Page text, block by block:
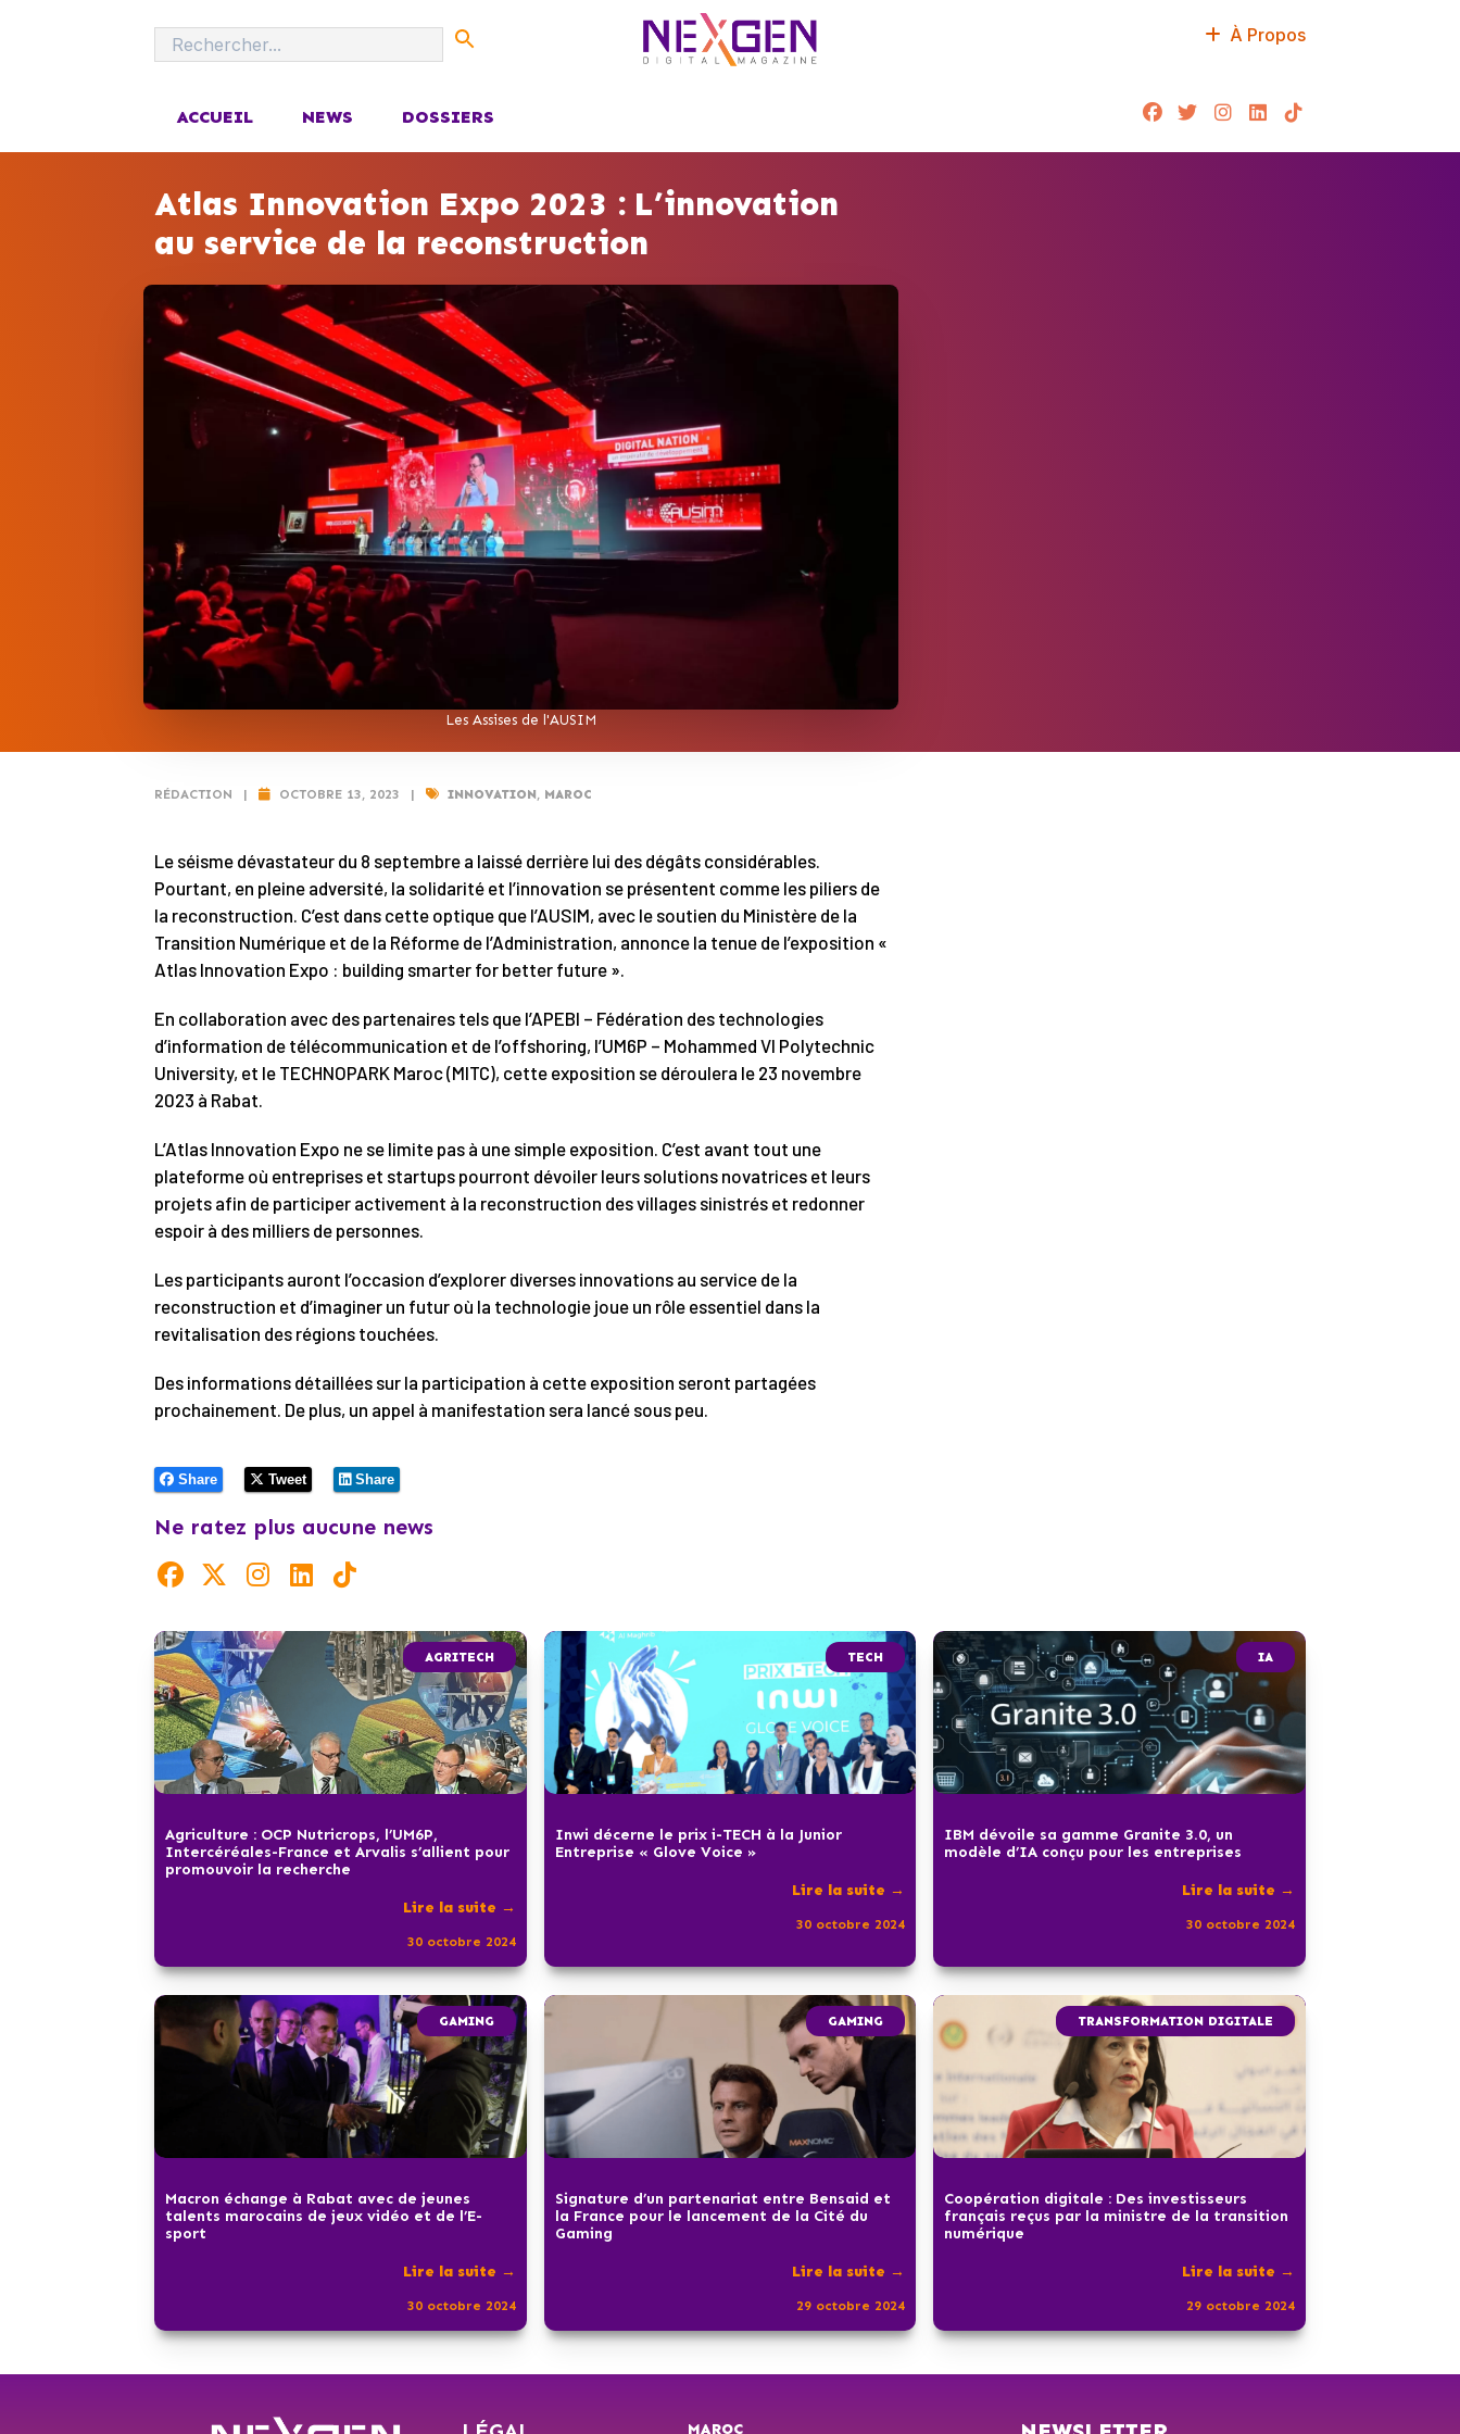
À Propos
ACCUEIL NEWS DOSSIERS
Atlas Innovation Expo 2023 : L’innovation
au service de la reconstruction
Les Assises de l'AUSIM
RÉDACTION | OCTOBRE 13, 2023 | INNOVATION, MAROC
Le séisme dévastateur du 8 septembre a laissé derrière lui des dégâts considérables.
Pourtant, en pleine adversité, la solidarité et l’innovation se présentent comme les piliers de
la reconstruction. C’est dans cette optique que l’AUSIM, avec le soutien du Ministère de la
Transition Numérique et de la Réforme de l’Administration, annonce la tenue de l’exposition «
Atlas Innovation Expo : building smarter for better future ».
En collaboration avec des partenaires tels que l’APEBI – Fédération des technologies
d’information de télécommunication et de l’offshoring, l’UM6P – Mohammed VI Polytechnic
University, et le TECHNOPARK Maroc (MITC), cette exposition se déroulera le 23 novembre
2023 à Rabat.
L’Atlas Innovation Expo ne se limite pas à une simple exposition. C’est avant tout une
plateforme où entreprises et startups pourront dévoiler leurs solutions novatrices et leurs
projets afin de participer activement à la reconstruction des villages sinistrés et redonner
espoir à des milliers de personnes.
Les participants auront l’occasion d’explorer diverses innovations au service de la
reconstruction et d’imaginer un futur où la technologie joue un rôle essentiel dans la
revitalisation des régions touchées.
Des informations détaillées sur la participation à cette exposition seront partagées
prochainement. De plus, un appel à manifestation sera lancé sous peu.
Share Tweet Share
Ne ratez plus aucune news
AGRITECH
Agriculture : OCP Nutricrops, l’UM6P,
Intercéréales-France et Arvalis s’allient pour
promouvoir la recherche
Lire la suite →
30 octobre 2024
TECH
Inwi décerne le prix i-TECH à la Junior
Entreprise « Glove Voice »
Lire la suite →
30 octobre 2024
IA
IBM dévoile sa gamme Granite 3.0, un
modèle d’IA conçu pour les entreprises
Lire la suite →
30 octobre 2024
GAMING
Macron échange à Rabat avec de jeunes
talents marocains de jeux vidéo et de l’E-
sport
Lire la suite →
30 octobre 2024
GAMING
Signature d’un partenariat entre Bensaid et
la France pour le lancement de la Cité du
Gaming
Lire la suite →
29 octobre 2024
TRANSFORMATION DIGITALE
Coopération digitale : Des investisseurs
français reçus par la ministre de la transition
numérique
Lire la suite →
29 octobre 2024
MAROC